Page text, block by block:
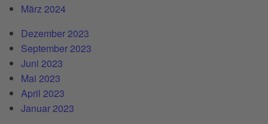
März 2024
Dezember 2023
September 2023
Juni 2023
Mai 2023
April 2023
Januar 2023